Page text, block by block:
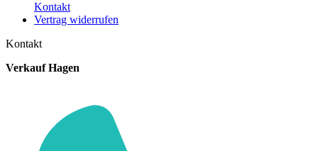
Kontakt
Vertrag widerrufen
Kontakt
Verkauf Hagen